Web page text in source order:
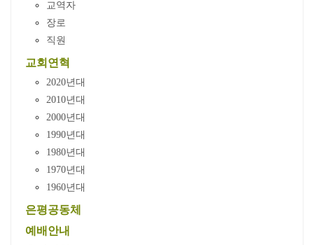
교역자
장로
직원
교회연혁
2020년대
2010년대
2000년대
1990년대
1980년대
1970년대
1960년대
은평공동체
예배안내